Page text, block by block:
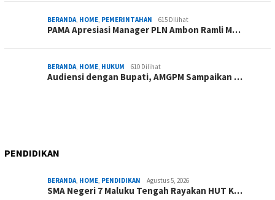
BERANDA, HOME, PEMERINTAHAN 615 Dilihat
PAMA Apresiasi Manager PLN Ambon Ramli M…
BERANDA, HOME, HUKUM 610 Dilihat
Audiensi dengan Bupati, AMGPM Sampaikan …
PENDIDIKAN
BERANDA, HOME, PENDIDIKAN Agustus 5, 2026
SMA Negeri 7 Maluku Tengah Rayakan HUT K…